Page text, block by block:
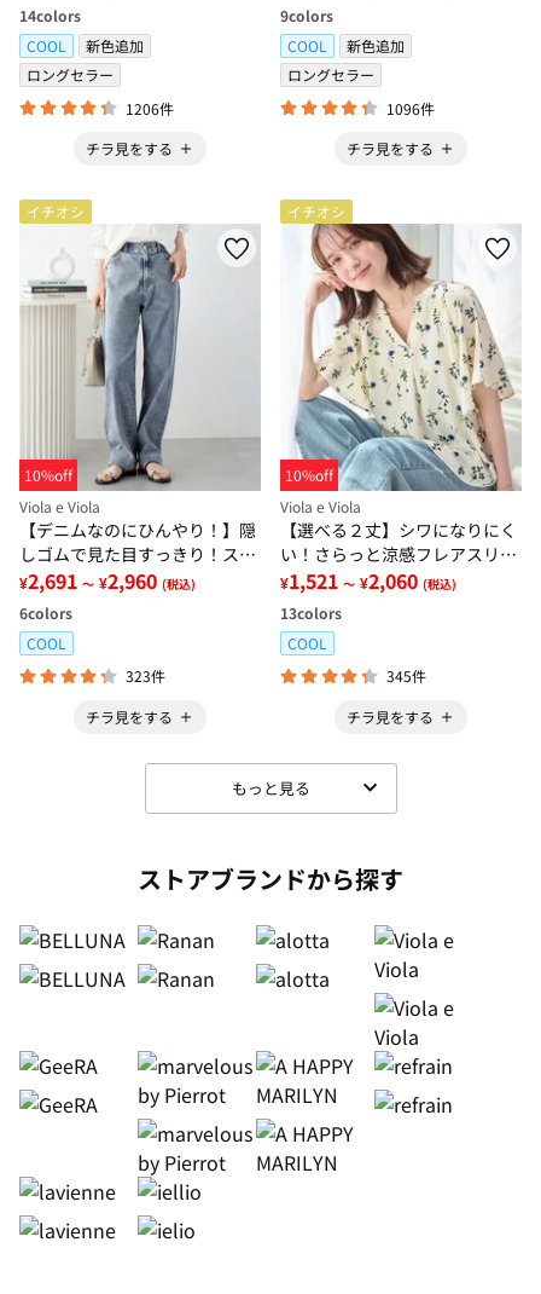
14colors
COOL
新色追加
ロングセラー
1206件
チラ見をする
9colors
COOL
新色追加
ロングセラー
1096件
チラ見をする
イチオシ
10%off
Viola e Viola
【デニムなのにひんやり！】隠
しゴムで見た目すっきり！スト
レッチ楽ちんデニム
¥2,691 ～ ¥2,960 (税込)
6colors
COOL
323件
チラ見をする
イチオシ
10%off
Viola e Viola
【選べる２丈】シワになりにく
い！さらっと涼感フレアスリー
ブブラウス
¥1,521 ～ ¥2,060 (税込)
13colors
COOL
345件
チラ見をする
もっと見る
ストアブランドから探す